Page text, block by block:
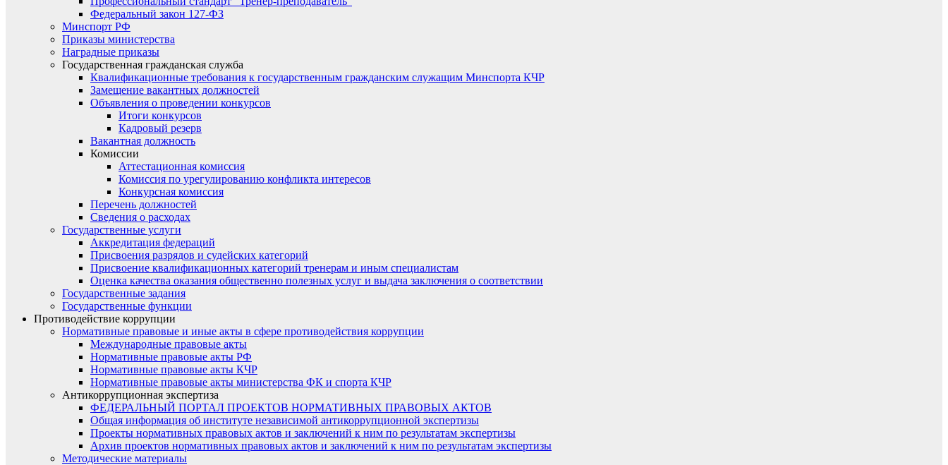
Федеральный закон 127-ФЗ
Минспорт РФ
Приказы министерства
Наградные приказы
Государственная гражданская служба
Квалификационные требования к государственным гражданским служащим Минспорта КЧР
Замещение вакантных должностей
Объявления о проведении конкурсов
Итоги конкурсов
Кадровый резерв
Вакантная должность
Комиссии
Аттестационная комиссия
Комиссия по урегулированию конфликта интересов
Конкурсная комиссия
Перечень должностей
Сведения о расходах
Государственные услуги
Аккредитация федераций
Присвоения разрядов и судейских категорий
Присвоение квалификационных категорий тренерам и иным специалистам
Оценка качества оказания общественно полезных услуг и выдача заключения о соответствии
Государственные задания
Государственные функции
Противодействие коррупции
Нормативные правовые и иные акты в сфере противодействия коррупции
Международные правовые акты
Нормативные правовые акты РФ
Нормативные правовые акты КЧР
Нормативные правовые акты министерства ФК и спорта КЧР
Антикоррупционная экспертиза
ФЕДЕРАЛЬНЫЙ ПОРТАЛ ПРОЕКТОВ НОРМАТИВНЫХ ПРАВОВЫХ АКТОВ
Общая информация об институте независимой антикоррупционной экспертизы
Проекты нормативных правовых актов и заключений к ним по результатам экспертизы
Архив проектов нормативных правовых актов и заключений к ним по результатам экспертизы
Методические материалы